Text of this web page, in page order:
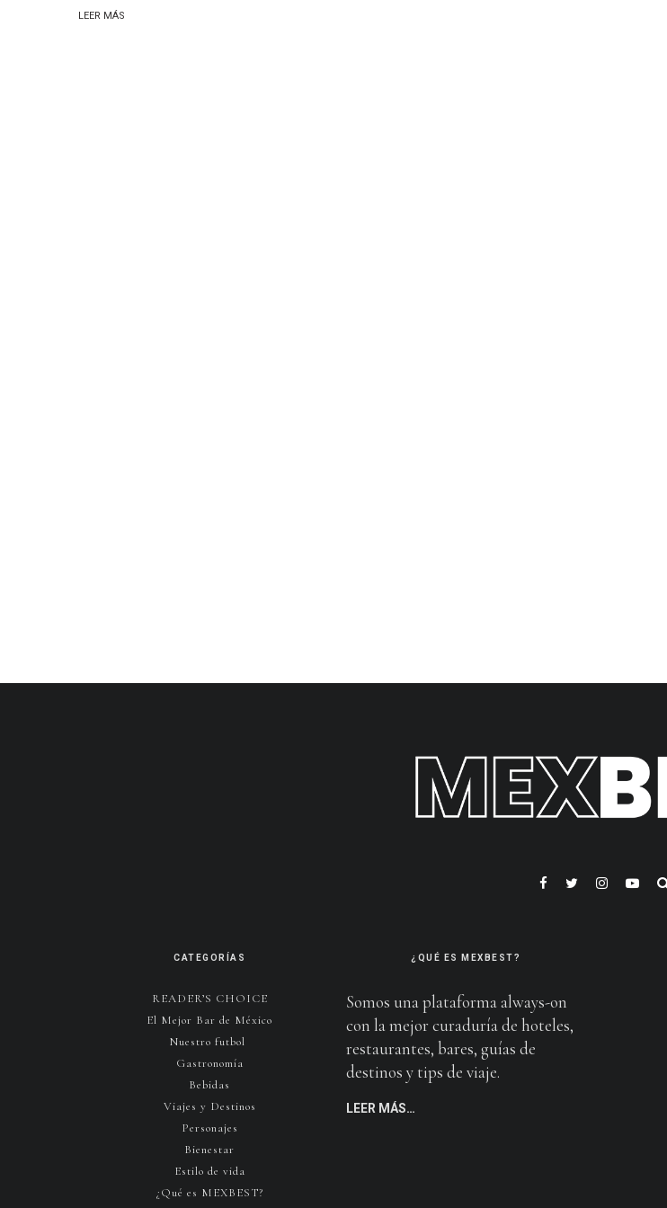
LEER MÁS
CATEGORÍAS
READER’S CHOICE
El Mejor Bar de México
Nuestro futbol
Gastronomía
Bebidas
Viajes y Destinos
Personajes
Bienestar
Estilo de vida
¿Qué es MEXBEST?
¿QUÉ ES MEXBEST?
Somos una plataforma always-on
con la mejor curaduría de hoteles,
restaurantes, bares, guías de
destinos y tips de viaje.
LEER MÁS…